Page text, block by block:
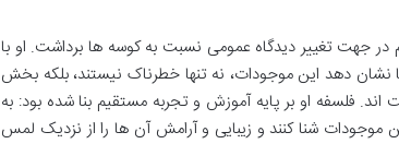
مهم در جهت تغییر دیدگاه عمومی نسبت به کوسه ها برداشت. او با
دهد این موجودات، نه تنها خطرناک نیستند، بلکه بخش
فلسفه او بر پایه آموزش و تجربه مستقیم بنا شده بود: به
موجودات شنا کنند و زیبایی و آرامش آن ها را از نزدیک لمس